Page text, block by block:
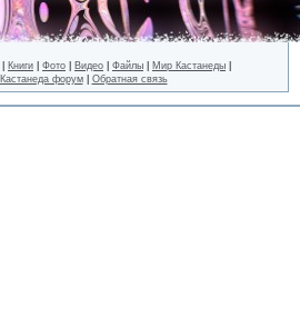
Книги Фото Видео Файлы Мир Кастанеды
Кастанеда форум| Обратная связь